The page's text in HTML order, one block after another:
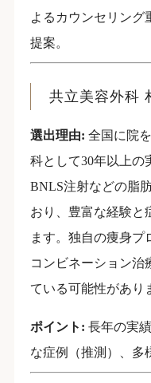
よるカウンセリング
提案。
共立美容外科
選出理由: 全国に院
科として30年以上の
BNLS注射などの脂
おり、豊富な経験と
ます。独自の痩身プ
コンビネーション治
ている可能性があり
ポイント: 長年の実
な症例（推測）、多